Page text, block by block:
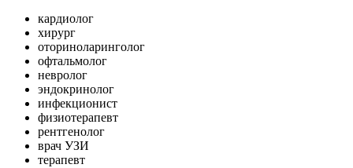
кардиолог
хирург
оториноларинголог
офтальмолог
невролог
эндокринолог
инфекционист
физиотерапевт
рентгенолог
врач УЗИ
терапевт